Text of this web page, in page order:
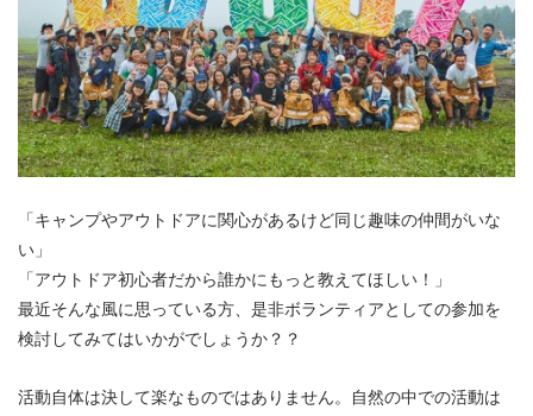
「キャンプやアウトドアに関心があるけど同じ趣味の仲間がいな
い」
「アウトドア初心者だから誰かにもっと教えてほしい！」
最近そんな風に思っている方、是非ボランティアとしての参加を
検討してみてはいかがでしょうか？？
活動自体は決して楽なものではありません。自然の中での活動は